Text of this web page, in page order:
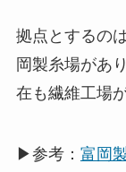
拠点とするの
岡製糸場があ
在も繊維工場
▶参考： 富岡